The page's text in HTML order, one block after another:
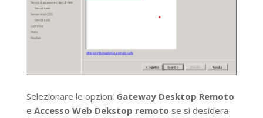
Selezionare le opzioni Gateway Desktop Remoto
e Accesso Web Dekstop remoto se si desidera